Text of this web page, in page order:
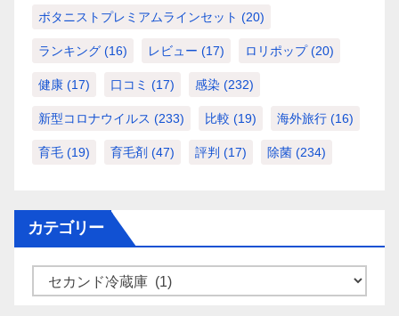
ボタニストプレミアムラインセット (20)
ランキング (16) レビュー (17) ロリポップ(20)
健康 (17) 口コミ (17) 感染 (232)
新型コロナウイルス (233) 比較 (19) 海外旅行 (16)
育毛 (19) 育毛剤 (47) 評判 (17) 除菌 (234)
カテゴリー